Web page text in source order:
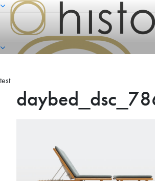
Naar
inhoud
springen
test